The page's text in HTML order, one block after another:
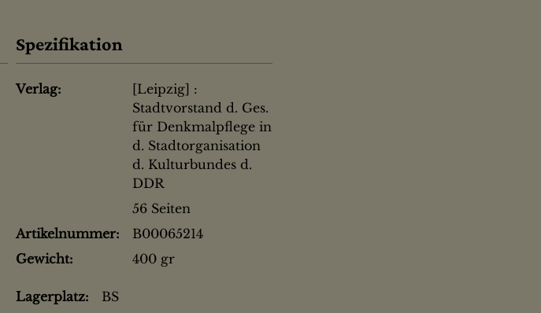
Spezifikation
Verlag:
[Leipzig] :
Stadtvorstand d. Ges.
für Denkmalpflege in
d. Stadtorganisation
d. Kulturbundes d.
DDR
56 Seiten
Artikelnummer:
B00065214
Gewicht:
400 gr
Lagerplatz: BS